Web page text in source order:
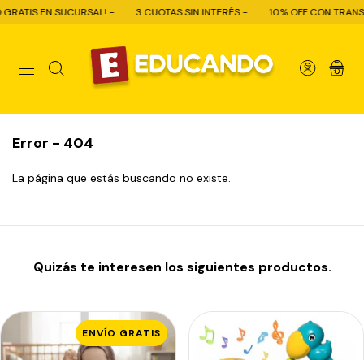
EN SUCURSAL! - 3 CUOTAS SIN INTERÉS - 10% OFF CON
0
Error - 404
La página que estás buscando no existe.
Quizás te interesen los siguientes productos.
ENVÍO GRATIS